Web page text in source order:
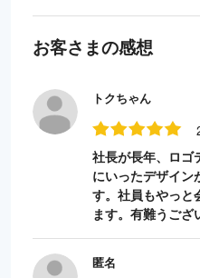
お客さまの感想
トクちゃん
社長が長年、ロゴ
にいったデザイン
す。社員もやっと
ます。有難うござ
匿名